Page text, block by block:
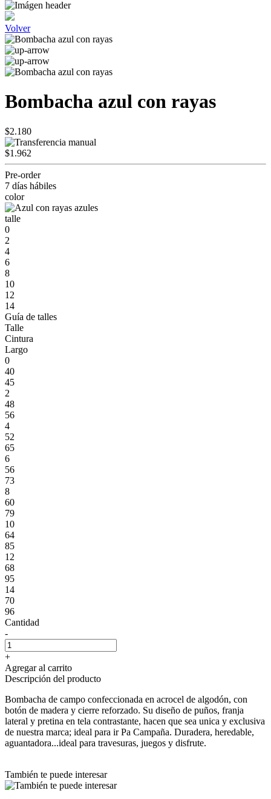
Volver
Bombacha azul con rayas
$2.180
$1.962
Pre-order
7 días hábiles
color
talle
0
2
4
6
8
10
12
14
Guía de talles
Talle
Cintura
Largo
0
40
45
2
48
56
4
52
65
6
56
73
8
60
79
10
64
85
12
68
95
14
70
96
Cantidad
-
+
Agregar al carrito
Descripción del producto
Bombacha de campo confeccionada en acrocel de algodón, con
botón de madera y cierre reforzado. Su diseño de puños, franja
lateral y pretina en tela contrastante, hacen que sea unica y exclusiva
de nuestra marca; ideal para ir Pa Campaña. Duradera, heredable,
aguantadora...ideal para travesuras, juegos y disfrute.
También te puede interesar